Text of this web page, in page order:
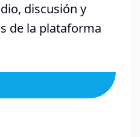
discusión y
de la plataforma